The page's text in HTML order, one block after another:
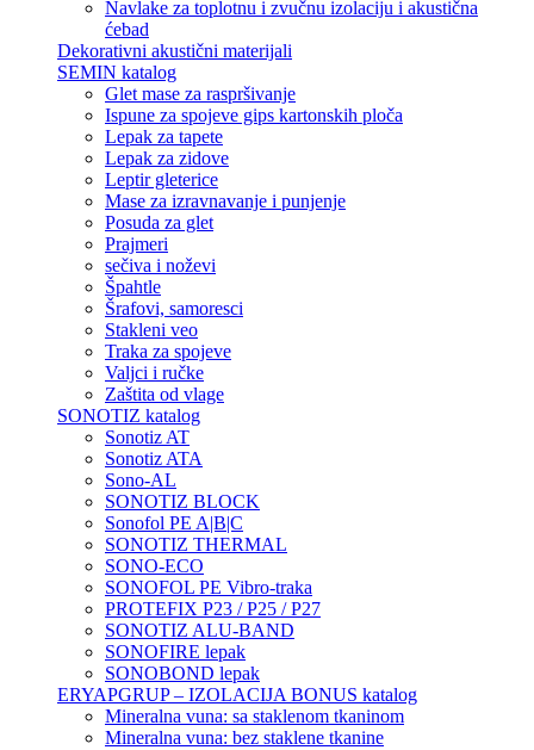
Navlake za toplotnu i zvučnu izolaciju i akustična
ćebad
Dekorativni akustični materijali
SEMIN katalog
Glet mase za raspršivanje
Ispune za spojeve gips kartonskih ploča
Lepak za tapete
Lepak za zidove
Leptir gleterice
Mase za izravnavanje i punjenje
Posuda za glet
Prajmeri
sečiva i noževi
Špahtle
Šrafovi, samoresci
Stakleni veo
Traka za spojeve
Valjci i ručke
Zaštita od vlage
SONOTIZ katalog
Sonotiz AT
Sonotiz ATA
Sono-AL
SONOTIZ BLOCK
Sonofol PE A|B|C
SONOTIZ THERMAL
SONO-ECO
SONOFOL PE Vibro-traka
PROTEFIX P23 / P25 / P27
SONOTIZ ALU-BAND
SONOFIRE lepak
SONOBOND lepak
ERYAPGRUP – IZOLACIJA BONUS katalog
Mineralna vuna: sa staklenom tkaninom
Mineralna vuna: bez staklene tkanine